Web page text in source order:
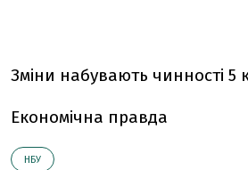
Зміни набувають чинності 5
Економічна правда
НБУ